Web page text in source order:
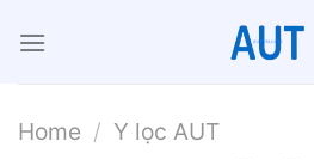
đến
Home / Y lọc AUT